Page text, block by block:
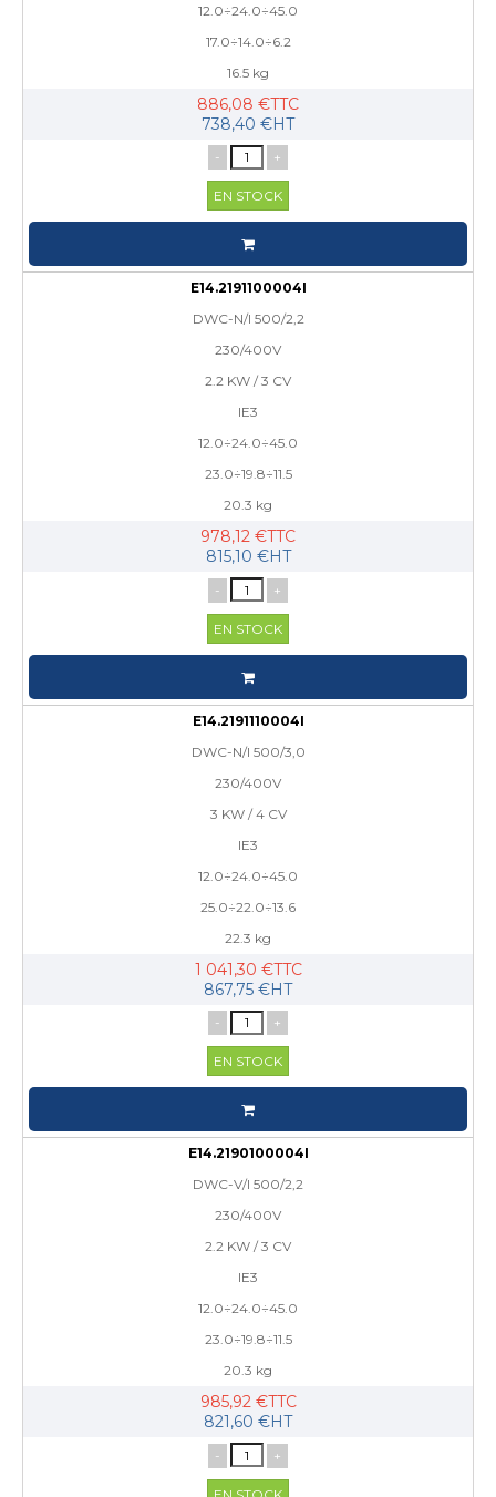
12.0÷24.0÷45.0
17.0÷14.0÷6.2
16.5 kg
886,08 €TTC
738,40 €HT
- +
EN STOCK
E14.2191100004I
DWC-N/I 500/2,2
230/400V
2.2 KW / 3 CV
IE3
12.0÷24.0÷45.0
23.0÷19.8÷11.5
20.3 kg
978,12 €TTC
815,10 €HT
- +
EN STOCK
E14.2191110004I
DWC-N/I 500/3,0
230/400V
3 KW / 4 CV
IE3
12.0÷24.0÷45.0
25.0÷22.0÷13.6
22.3 kg
1 041,30 €TTC
867,75 €HT
- +
EN STOCK
E14.2190100004I
DWC-V/I 500/2,2
230/400V
2.2 KW / 3 CV
IE3
12.0÷24.0÷45.0
23.0÷19.8÷11.5
20.3 kg
985,92 €TTC
821,60 €HT
- +